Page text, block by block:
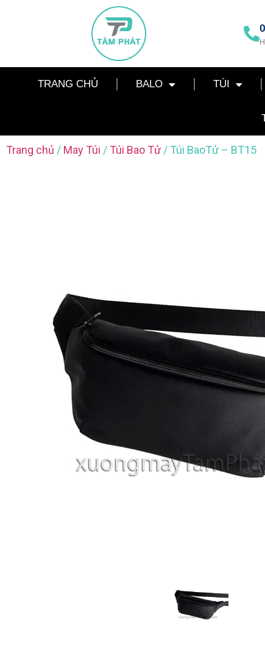
TRANG CHỦ BALO TÚI
Trang chủ / May Túi / Túi Bao Tử/ Túi BaoTử – BT15